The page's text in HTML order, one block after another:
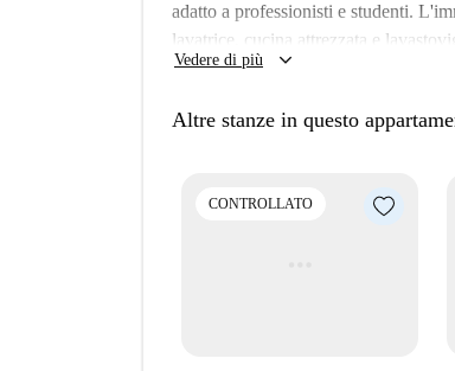
adatto a professionisti e studenti.
lavatrice, cucina attrezzata e
la vostra comodità. Nota: non sono
Niño Jesús è un quartiere
un'esperienza di vita affascinante e
Vedere di più keyboard_arrow_down
Altre stanze in questo
CONTROLLATO